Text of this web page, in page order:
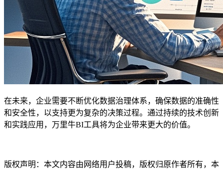
在未来，企业需要不断优化数据治理体系，确保数据的准确性
和安全性，以支持更为复杂的决策过程。通过持续的技术创新
和实践应用，万里牛BI工具将为企业带来更大的价值。
版权声明：本文内容由网络用户投稿，版权归原作者所有，本